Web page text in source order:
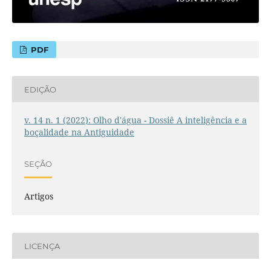
PDF
EDIÇÃO
v. 14 n. 1 (2022): Olho d'água - Dossiê A inteligência e a
boçalidade na Antiguidade
SEÇÃO
Artigos
LICENÇA